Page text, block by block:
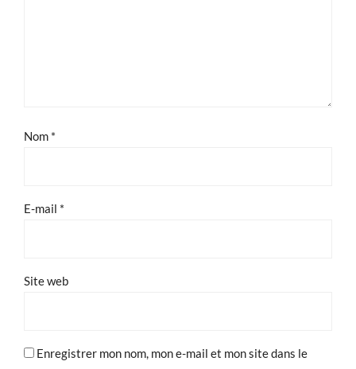
Nom *
E-mail *
Site web
Enregistrer mon nom, mon e-mail et mon site dans le